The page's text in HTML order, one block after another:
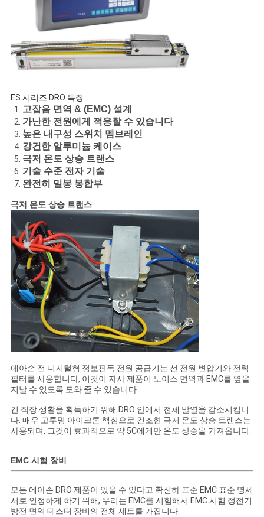
사
트
맵
PRIVACY
POLICY
ES 시리즈 DRO 특징 :
고잡음 면역 & (EMC) 설계
가난한 전원에게 적응할 수 있습니다
높은 내구성 스위치 멤브레인
강건한 알루미늄 케이스
극저 온도 상승 트랜스
기술 수준 전자 기술
완전히 밀봉 봉합부
극저 온도 상승 트랜스
에아손 전 디지털형 정보판독 전원 공급기는 선 전원 변압기와 전력
필터를 사용합니다, 이것이 자사 제품이 노이스 면역과 EMC를 옆을
지날 수 있도록 도와 줄 수 있습니다.
긴 직장 생활을 획득하기 위해 DRO 안에서 전체 발열을 감소시킵니
다. 매우 고투명 아이크론 핵심으로 건조한 극저 온도 상승 트랜스는
사용되며, 그것이 효과적으로 약 5C에게만 온도 상승을 가져옵니다.
EMC 시험 장비
모든 에아손 DRO 제품이 있을 수 있다고 확신하 표준 EMC 표준 명세
서로 인정하게 하기 위해, 우리는 EMC를 시험해서 EMC 시험 정전기
방전 면역 테스터 장비의 전체 세트를 가집니다.